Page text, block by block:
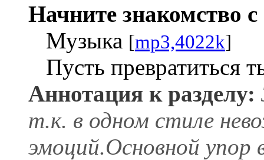
Начните знакомство с
Музыка [mp3,4022k]
Пусть превратиться
Аннотация к разделу:
т.к. в одном стиле
эмоций.Основной упор